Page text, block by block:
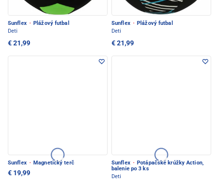
Sunflex · Plážový futbal
Deti
€ 21,99
Sunflex · Plážový futbal
Deti
€ 21,99
Sunflex · Magnetický terč
€ 19,99
Sunflex · Potápačské krúžky Action,
balenie po 3 ks
Deti